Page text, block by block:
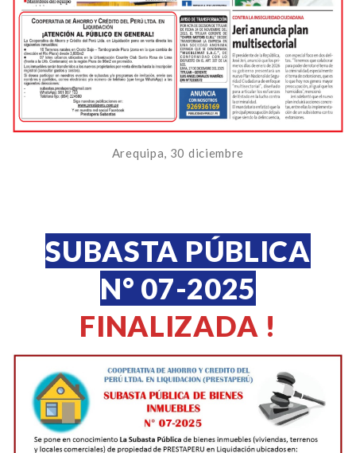
Arequipa, 30 diciembre
SUBASTA PÚBLICA
N° 07-2025
FINALIZADA !